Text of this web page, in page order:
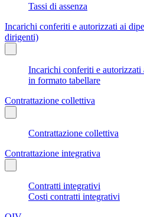
Tassi di assenza
Incarichi conferiti e autorizzati ai
dirigenti)
Incarichi conferiti e
in formato tabellare
Contrattazione collettiva
Contrattazione collettiva
Contrattazione integrativa
Contratti integrativi
Costi contratti integrativi